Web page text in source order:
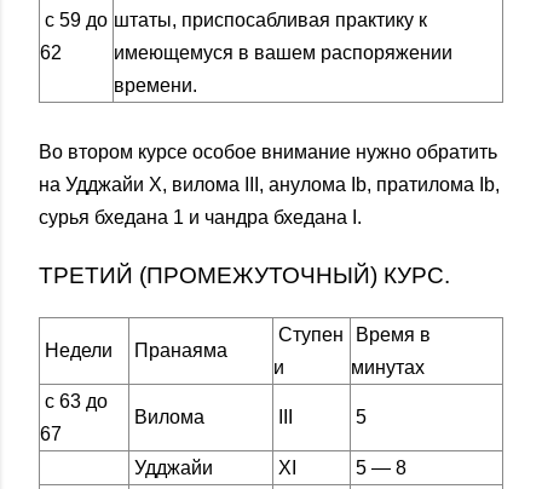
с 59 до
62
штаты, приспосабливая практику к
имеющемуся в вашем распоряжении
времени.
Во втором курсе особое внимание нужно обратить
на Удджайи X, вилома III, анулома Ib, пратилома Ib,
сурья бхедана 1 и чандра бхедана I.
ТРЕТИЙ (ПРОМЕЖУТОЧНЫЙ) КУРС.
Недели Пранаяма
Ступен
и
Время в
минутах
с 63 до
67
Вилома 5
Удджайи XI
5 — 8